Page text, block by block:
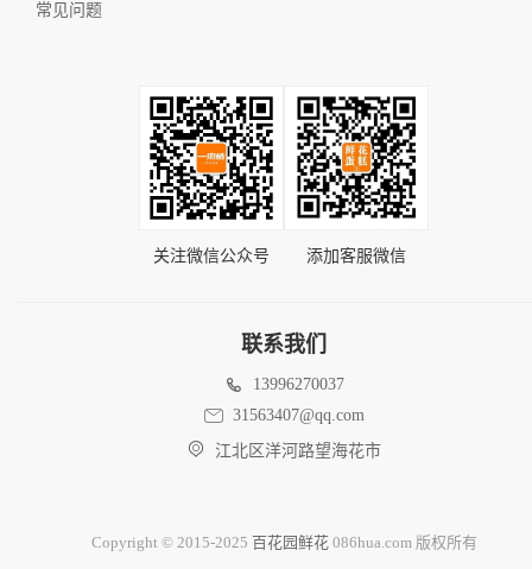
常见问题
关注微信公众号 添加客服微信
联系我们
13996270037
31563407@qq.com
江北区洋河路望海花市
Copyright © 2015-2025 百花园鲜花086hua.com 版权所有